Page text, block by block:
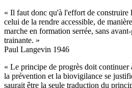
« Il faut donc qu'à l'effort de construire
celui de la rendre accessible, de
marche en formation serrée, sans
trainante. »
Paul Langevin 1946
« Le principe de progrès doit continuer
la prévention et la biovigilance se
saurait être la seule traduction du